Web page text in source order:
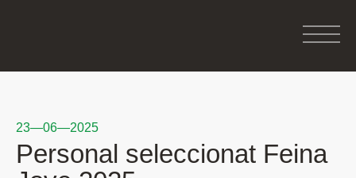
23—06—2025
Personal seleccionat Feina